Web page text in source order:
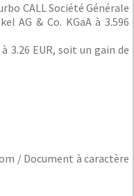
CALL Société Générale
AG & Co. KGaA à 3.596
3.26 EUR, soit un gain de
/ Document à caractère